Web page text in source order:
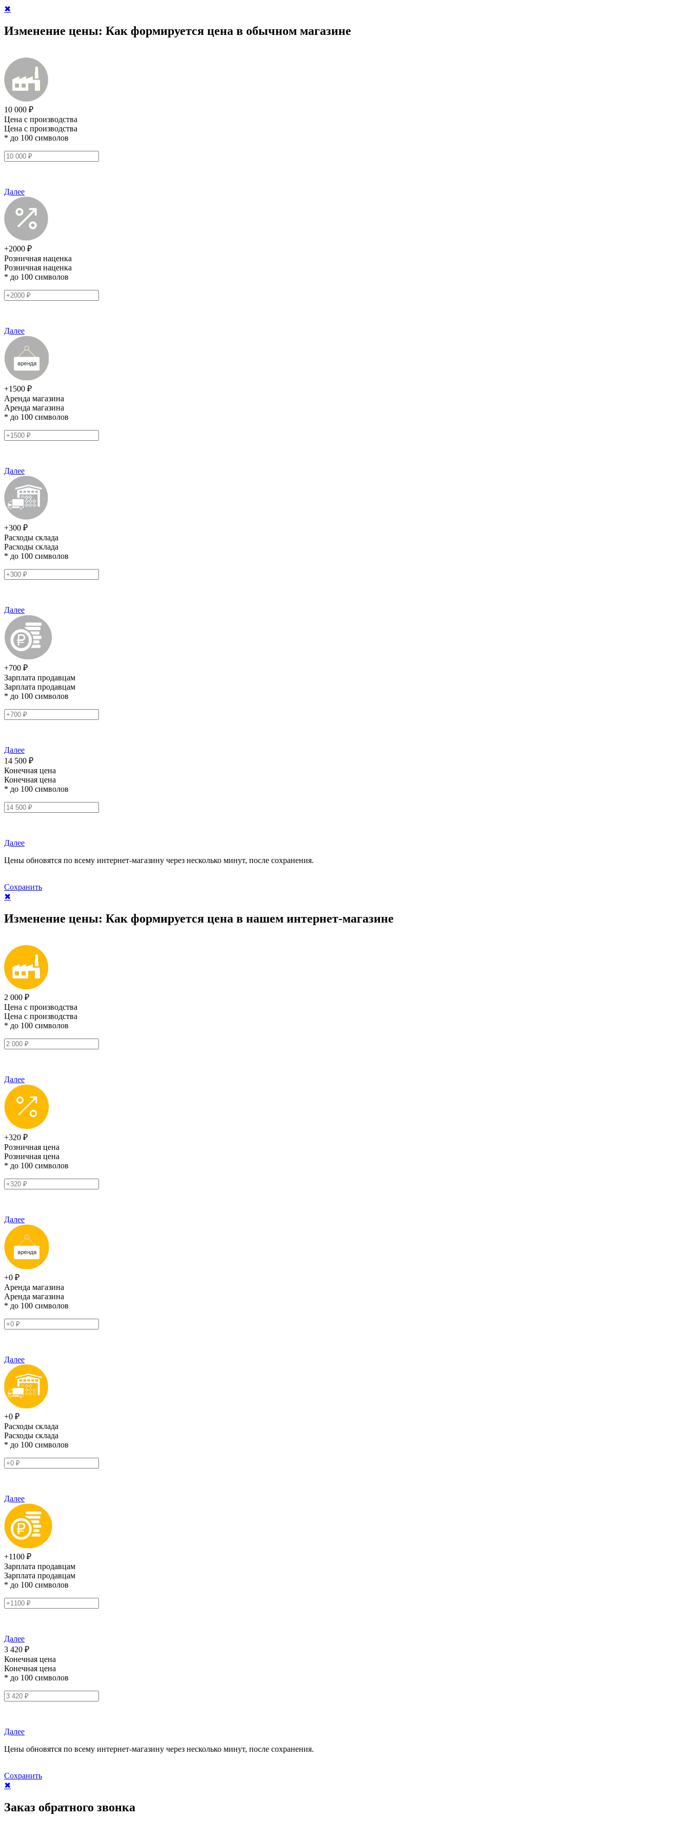
✖
Изменение цены: Как формируется цена в обычном магазине
10 000 ₽
Цена с производства
Цена с производства
* до 100 символов
Далее
+2000 ₽
Розничная наценка
Розничная наценка
* до 100 символов
Далее
+1500 ₽
Аренда магазина
Аренда магазина
* до 100 символов
Далее
+300 ₽
Расходы склада
Расходы склада
* до 100 символов
Далее
+700 ₽
Зарплата продавцам
Зарплата продавцам
* до 100 символов
Далее
14 500 ₽
Конечная цена
Конечная цена
* до 100 символов
Далее
Цены обновятся по всему интернет-магазину через несколько минут, после сохранения.
Сохранить
✖
Изменение цены: Как формируется цена в нашем интернет-магазине
2 000 ₽
Цена с производства
Цена с производства
* до 100 символов
Далее
+320 ₽
Розничная цена
Розничная цена
* до 100 символов
Далее
+0 ₽
Аренда магазина
Аренда магазина
* до 100 символов
Далее
+0 ₽
Расходы склада
Расходы склада
* до 100 символов
Далее
+1100 ₽
Зарплата продавцам
Зарплата продавцам
* до 100 символов
Далее
3 420 ₽
Конечная цена
Конечная цена
* до 100 символов
Далее
Цены обновятся по всему интернет-магазину через несколько минут, после сохранения.
Сохранить
✖
Заказ обратного звонка